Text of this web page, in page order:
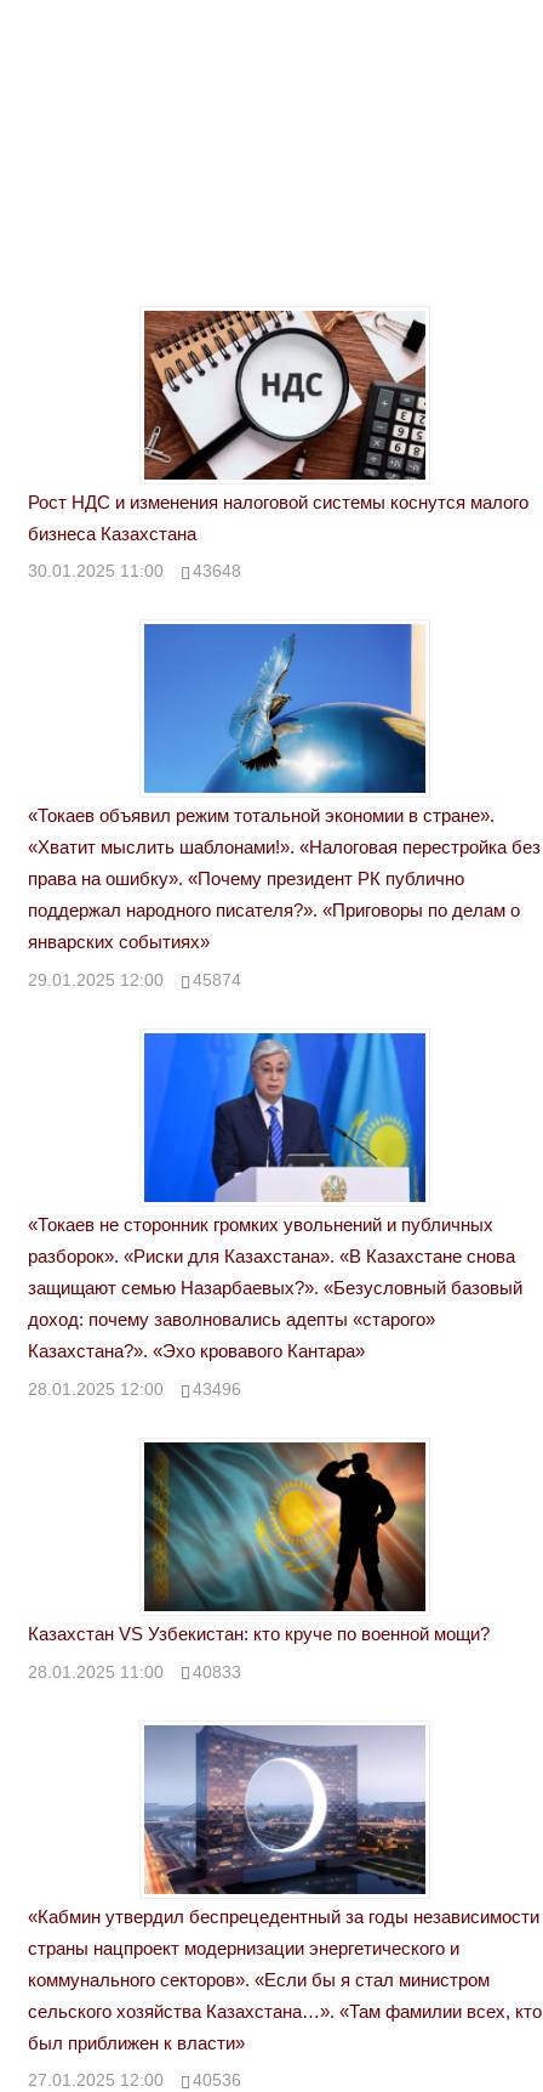
Рост НДС и изменения налоговой системы коснутся малого
бизнеса Казахстана
30.01.2025 11:00 43648
«Токаев объявил режим тотальной экономии в стране».
«Хватит мыслить шаблонами!». «Налоговая перестройка без
права на ошибку». «Почему президент РК публично
поддержал народного писателя?». «Приговоры по делам о
январских событиях»
29.01.2025 12:00 45874
«Токаев не сторонник громких увольнений и публичных
разборок». «Риски для Казахстана». «В Казахстане снова
защищают семью Назарбаевых?». «Безусловный базовый
доход: почему заволновались адепты «старого»
Казахстана?». «Эхо кровавого Кантара»
28.01.2025 12:00 43496
Казахстан VS Узбекистан: кто круче по военной мощи?
28.01.2025 11:00 40833
«Кабмин утвердил беспрецедентный за годы независимости
страны нацпроект модернизации энергетического и
коммунального секторов». «Если бы я стал министром
сельского хозяйства Казахстана…». «Там фамилии всех, кто
был приближен к власти»
27.01.2025 12:00 40536